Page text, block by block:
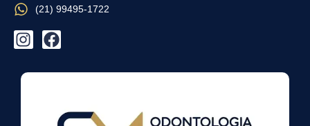
(21) 99495-1722